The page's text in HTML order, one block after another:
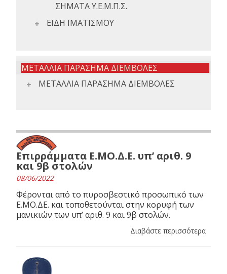
ΣΗΜΑΤΑ Υ.Ε.Μ.Π.Σ.
ΕΙΔΗ ΙΜΑΤΙΣΜΟΥ
ΜΕΤΑΛΛΙΑ ΠΑΡΑΣΗΜΑ ΔΙΕΜΒΟΛΕΣ
ΜΕΤΑΛΛΙΑ ΠΑΡΑΣΗΜΑ ΔΙΕΜΒΟΛΕΣ
Επιρράμματα Ε.ΜΟ.Δ.Ε. υπ’ αριθ. 9
και 9β στολών
08/06/2022
Φέρονται από το πυροσβεστικό προσωπικό των
Ε.ΜΟ.ΔΕ. και τοποθετούνται στην κορυφή των
μανικιών των υπ’ αριθ. 9 και 9β στολών.
Διαβάστε περισσότερα